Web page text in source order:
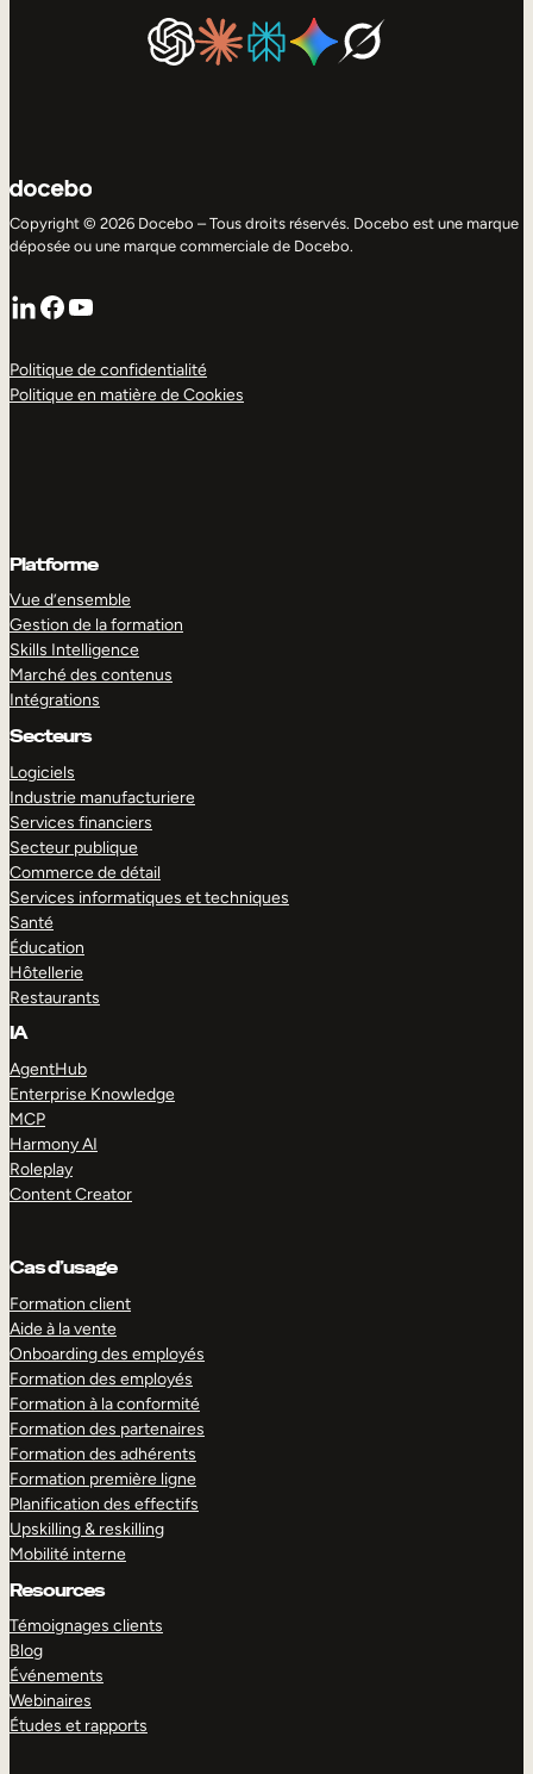
Copyright © 2026 Docebo – Tous droits réservés. Docebo est une marque
déposée ou une marque commerciale de Docebo.
LinkedIn
Facebook
YouTube
Politique de confidentialité
Politique en matière de Cookies
Platforme
Vue d’ensemble
Gestion de la formation
Skills Intelligence
Marché des contenus
Intégrations
Secteurs
Logiciels
Industrie manufacturiere
Services financiers
Secteur publique
Commerce de détail
Services informatiques et techniques
Santé
Éducation
Hôtellerie
Restaurants
IA
AgentHub
Enterprise Knowledge
MCP
Harmony AI
Roleplay
Content Creator
Cas d’usage
Formation client
Aide à la vente
Onboarding des employés
Formation des employés
Formation à la conformité
Formation des partenaires
Formation des adhérents
Formation première ligne
Planification des effectifs
Upskilling & reskilling
Mobilité interne
Resources
Témoignages clients
Blog
Événements
Webinaires
Études et rapports